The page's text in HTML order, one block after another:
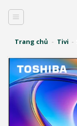
qua
dungTrang chủ - Tivi -